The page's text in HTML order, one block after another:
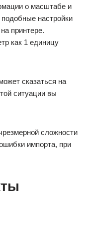
о масштабе и
настройки
принтере.
как 1 единицу
сказаться на
ситуации вы
сложности
импорта, при